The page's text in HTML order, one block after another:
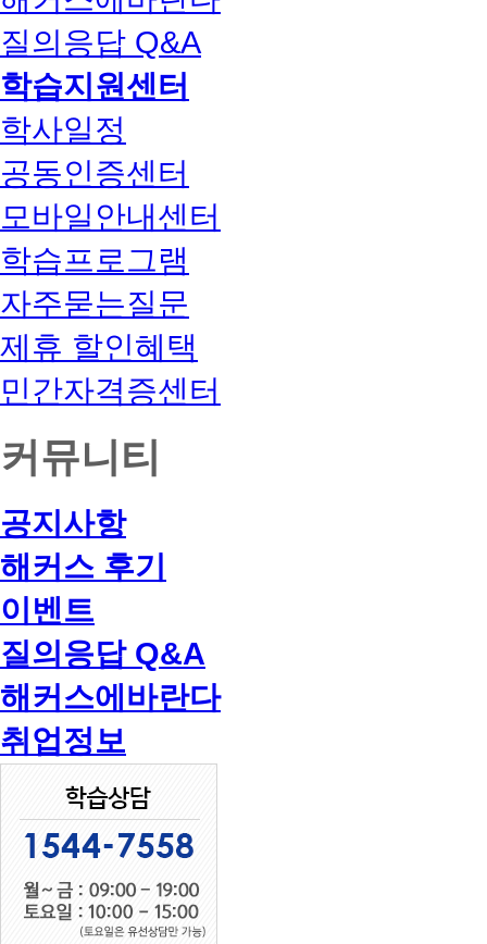
질의응답 Q&A
학습지원센터
학사일정
공동인증센터
모바일안내센터
학습프로그램
자주묻는질문
제휴 할인혜택
민간자격증센터
커뮤니티
공지사항
해커스 후기
이벤트
질의응답 Q&A
해커스에바란다
취업정보